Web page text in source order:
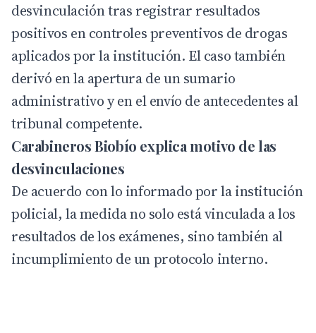
desvinculación tras registrar resultados
positivos en controles preventivos de drogas
aplicados por la institución. El caso también
derivó en la apertura de un sumario
administrativo y en el envío de antecedentes al
tribunal competente.
Carabineros Biobío explica motivo de las
desvinculaciones
De acuerdo con lo informado por lainstitución
policial, la medida no solo está vinculada a los
resultados de los exámenes, sino también al
incumplimiento de un protocolo interno.